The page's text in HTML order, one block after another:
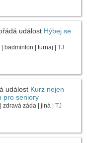
událost Hýbej se
badminton | turnaj | TJ
událost Kurz nejen
pro seniory
zdravá záda | jiná | TJ